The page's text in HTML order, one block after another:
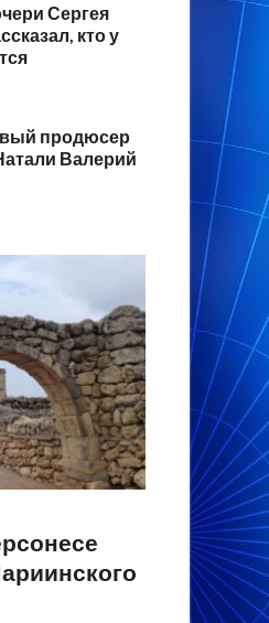
Сергея
кто у
продюсер
Валерий